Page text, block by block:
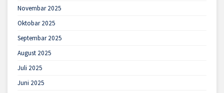
Novembar 2025
Oktobar 2025
Septembar 2025
August 2025
Juli 2025
Juni 2025